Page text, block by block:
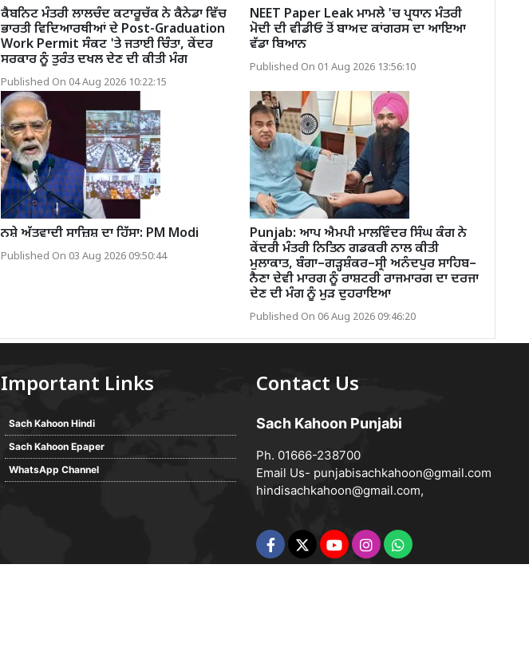
ਕੈਬਨਿਟ ਮੰਤਰੀ ਲਾਲਚੰਦ ਕਟਾਰੂਚੱਕ ਨੇ ਕੈਨੇਡਾ ਵਿੱਚ
ਭਾਰਤੀ ਵਿਦਿਆਰਥੀਆਂ ਦੇ Post-Graduation
Work Permit ਸੰਕਟ 'ਤੇ ਜਤਾਈ ਚਿੰਤਾ, ਕੇਂਦਰ
ਸਰਕਾਰ ਨੂੰ ਤੁਰੰਤ ਦਖਲ ਦੇਣ ਦੀ ਕੀਤੀ ਮੰਗ
Published On 04 Aug 2026 10:22:15
NEET Paper Leak ਮਾਮਲੇ 'ਚ ਪ੍ਰਧਾਨ ਮੰਤਰੀ
ਮੋਦੀ ਦੀ ਵੀਡੀਓ ਤੋਂ ਬਾਅਦ ਕਾਂਗਰਸ ਦਾ ਆਇਆ
ਵੱਡਾ ਬਿਆਨ
Published On 01 Aug 2026 13:56:10
ਨਸ਼ੇ ਅੱਤਵਾਦੀ ਸਾਜ਼ਿਸ਼ ਦਾ ਹਿੱਸਾ: PM Modi
Published On 03 Aug 2026 09:50:44
Punjab: ਆਪ ਐਮਪੀ ਮਾਲਵਿੰਦਰ ਸਿੰਘ ਕੰਗ ਨੇ
ਕੇਂਦਰੀ ਮੰਤਰੀ ਨਿਤਿਨ ਗਡਕਰੀ ਨਾਲ ਕੀਤੀ
ਮੁਲਾਕਾਤ, ਬੰਗਾ–ਗੜ੍ਹਸ਼ੰਕਰ–ਸ੍ਰੀ ਅਨੰਦਪੁਰ ਸਾਹਿਬ–
ਨੈਣਾ ਦੇਵੀ ਮਾਰਗ ਨੂੰ ਰਾਸ਼ਟਰੀ ਰਾਜਮਾਰਗ ਦਾ ਦਰਜਾ
ਦੇਣ ਦੀ ਮੰਗ ਨੂੰ ਮੁੜ ਦੁਹਰਾਇਆ
Published On 06 Aug 2026 09:46:20
Important Links
Sach Kahoon Hindi
Sach Kahoon Epaper
WhatsApp Channel
Contact Us
Sach Kahoon Punjabi
Ph. 01666-238700
Email Us- punjabisachkahoon@gmail.com
hindisachkahoon@gmail.com,